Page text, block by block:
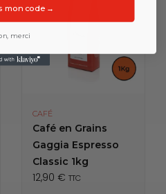
CAFÉ
Café en Grains
Gaggia Espresso
Classic 1kg
12,90 € TTC
mon code →
merci